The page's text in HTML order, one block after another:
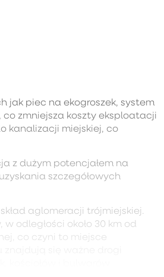
jak piec na ekogroszek, system
zmniejsza koszty eksploatacji
kanalizacji miejskiej, co
z dużym potencjałem na
szczegółowych
aglomeracji trójmiejskiej.
odległości około 30 km od
co czyni to miejsce